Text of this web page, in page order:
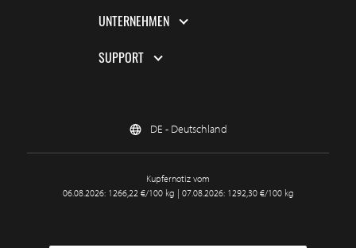
UNTERNEHMEN
SUPPORT
DE - Deutschland
Kupfernotiz vom
06.08.2026: 1266,22 €/100 kg | 07.08.2026: 1292,30 €/100 kg